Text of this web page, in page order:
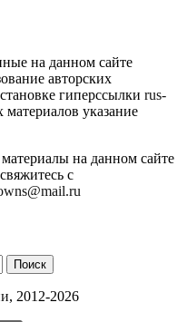
на данном сайте
авторских
гиперссылки rus-
указание
на данном сайте
с
, 2012-2026